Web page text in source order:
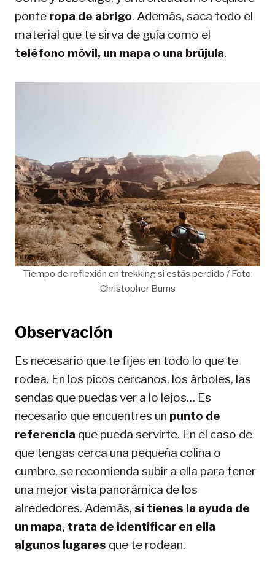
ponte ropa de abrigo. Además, saca todo el
material que te sirva de guía como el
teléfono móvil, un mapa o una brújula.
Tiempo de reflexión en trekking si estás perdido / Foto:
Christopher Burns
Observación
Es necesario que te fijes en todo lo que te
rodea. En los picos cercanos, los árboles, las
sendas que puedas ver a lo lejos… Es
necesario que encuentres un punto de
referencia que pueda servirte. En el caso de
que tengas cerca una pequeña colina o
cumbre, se recomienda subir a ella para tener
una mejor vista panorámica de los
alrededores. Además, si tienes la ayuda de
un mapa, trata de identificar en ella
algunos lugares que te rodean.